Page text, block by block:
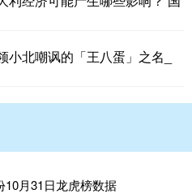
北嘲讽的「王八蛋」之名_
10月31日龙虎榜数据